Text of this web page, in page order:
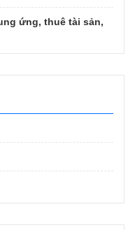
ứng, thuê tài sản,